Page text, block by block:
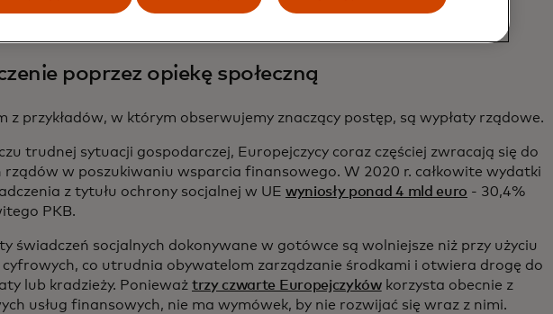
poprzez opiekę społeczną
z przykładów, w którym obserwujemy znaczący postęp, są wypłaty rządowe.
trudnej sytuacji gospodarczej, Europejczycy coraz częściej zwracają się do
rządów w poszukiwaniu wsparcia finansowego. W 2020 r. całkowite wydatki
z tytułu ochrony socjalnej w UE wyniosły ponad 4 mld euro - 30,4%
PKB.
świadczeń socjalnych dokonywane w gotówce są wolniejsze niż przy użyciu
co utrudnia obywatelom zarządzanie środkami i otwiera drogę do
lub kradzieży. Ponieważ trzy czwarte Europejczykówkorzysta obecnie z
usług finansowych, nie ma wymówek, by nie rozwijać się wraz z nimi.